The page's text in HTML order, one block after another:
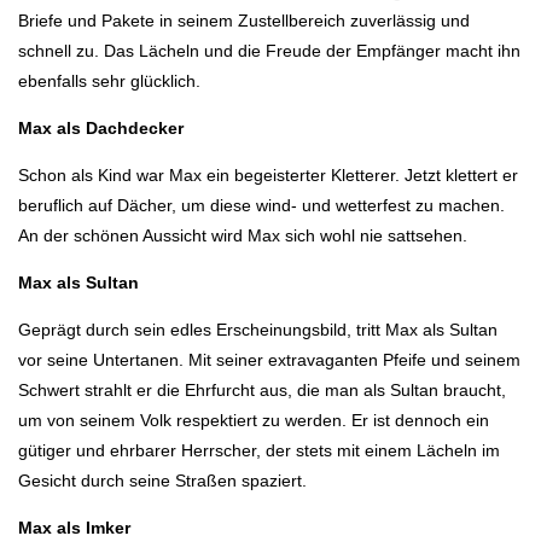
Briefe und Pakete in seinem Zustellbereich zuverlässig und
schnell zu. Das Lächeln und die Freude der Empfänger macht ihn
ebenfalls sehr glücklich.
Max als Dachdecker
Schon als Kind war Max ein begeisterter Kletterer. Jetzt klettert er
beruflich auf Dächer, um diese wind- und wetterfest zu machen.
An der schönen Aussicht wird Max sich wohl nie sattsehen.
Max als Sultan
Geprägt durch sein edles Erscheinungsbild, tritt Max als Sultan
vor seine Untertanen. Mit seiner extravaganten Pfeife und seinem
Schwert strahlt er die Ehrfurcht aus, die man als Sultan braucht,
um von seinem Volk respektiert zu werden. Er ist dennoch ein
gütiger und ehrbarer Herrscher, der stets mit einem Lächeln im
Gesicht durch seine Straßen spaziert.
Max als Imker